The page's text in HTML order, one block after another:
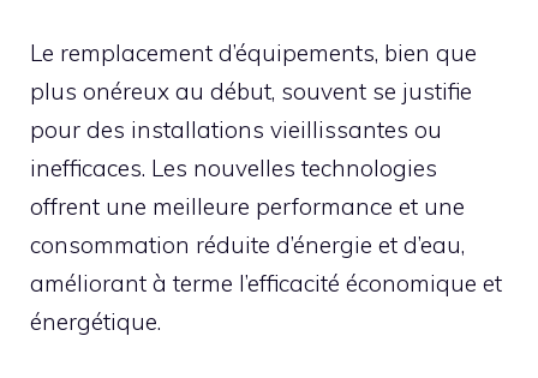
Le remplacement d’équipements, bien que
plus onéreux au début, souvent se justifie
pour des installations vieillissantes ou
inefficaces. Les nouvelles technologies
offrent une meilleure performance et une
consommation réduite d’énergie et d’eau,
améliorant à terme l’efficacité économique et
énergétique.